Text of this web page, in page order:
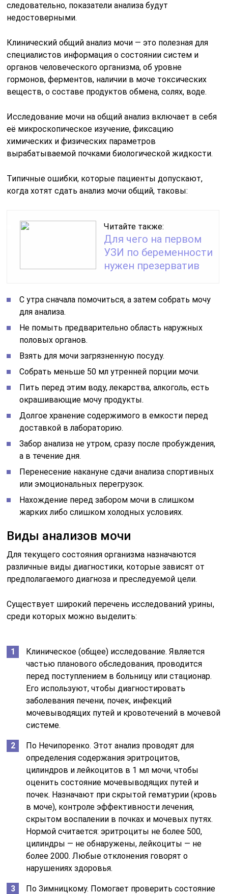
следовательно, показатели анализа будут
недостоверными.
Клинический общий анализ мочи — это полезная для
специалистов информация о состоянии систем и
органов человеческого организма, об уровне
гормонов, ферментов, наличии в моче токсических
веществ, о составе продуктов обмена, солях, воде.
Исследование мочи на общий анализ включает в себя
её микроскопическое изучение, фиксацию
химических и физических параметров
вырабатываемой почками биологической жидкости.
Типичные ошибки, которые пациенты допускают,
когда хотят сдать анализ мочи общий, таковы:
Читайте также:
Для чего на первом
УЗИ по беременности
нужен презерватив
С утра сначала помочиться, а затем собрать мочу
для анализа.
Не помыть предварительно область наружных
половых органов.
Взять для мочи загрязненную посуду.
Собрать меньше 50 мл утренней порции мочи.
Пить перед этим воду, лекарства, алкоголь, есть
окрашивающие мочу продукты.
Долгое хранение содержимого в емкости перед
доставкой в лабораторию.
Забор анализа не утром, сразу после пробуждения,
а в течение дня.
Перенесение накануне сдачи анализа спортивных
или эмоциональных перегрузок.
Нахождение перед забором мочи в слишком
жарких либо слишком холодных условиях.
Виды анализов мочи
Для текущего состояния организма назначаются
различные виды диагностики, которые зависят от
предполагаемого диагноза и преследуемой цели.
Существует широкий перечень исследований урины,
среди которых можно выделить:
Клиническое (общее) исследование. Является
частью планового обследования, проводится
перед поступлением в больницу или стационар.
Его используют, чтобы диагностировать
заболевания печени, почек, инфекций
мочевыводящих путей и кровотечений в мочевой
системе.
По Нечипоренко. Этот анализ проводят для
определения содержания эритроцитов,
цилиндров и лейкоцитов в 1 мл мочи, чтобы
оценить состояние мочевыводящих путей и
почек. Назначают при скрытой гематурии (кровь
в моче), контроле эффективности лечения,
скрытом воспалении в почках и мочевых путях.
Нормой считается: эритроциты не более 500,
цилиндры — не обнаружены, лейкоциты — не
более 2000. Любые отклонения говорят о
нарушениях здоровья.
По Зимницкому. Помогает проверить состояние